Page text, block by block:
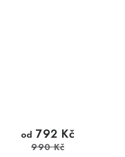
od 792 Kč
990 Kč